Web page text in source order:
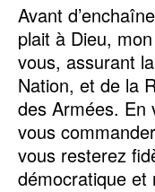
Avant
plait à Dieu,
vous, assurant
Nation, et de la
des Armées. En
vous
vous resterez
démocratique et